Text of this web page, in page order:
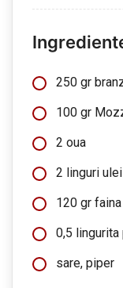
250 gr
100 gr
2 oua
2 linguri ulei
120 gr faina
0,5
sare, piper